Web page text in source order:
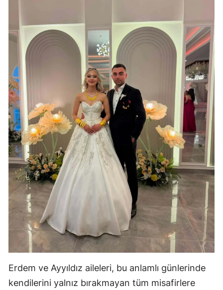
Erdem ve Ayyıldız aileleri, bu anlamlı günlerinde
kendilerini yalnız bırakmayan tüm misafirlere